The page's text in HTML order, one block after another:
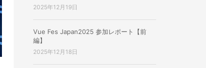
2025年12月19日
Vue Fes Japan2025 参加レポート【前
編】
2025年12月18日